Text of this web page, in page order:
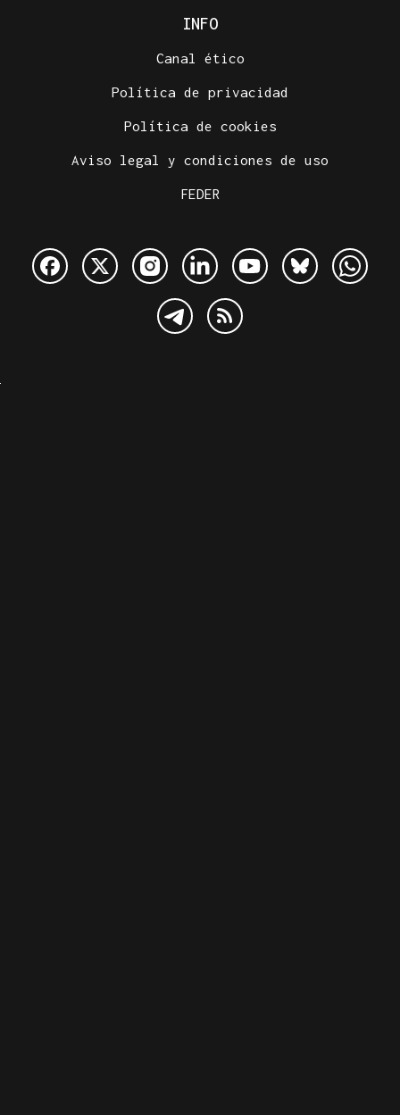
INFO
Canal ético
Política de privacidad
Política de cookies
Aviso legal y condiciones de uso
FEDER